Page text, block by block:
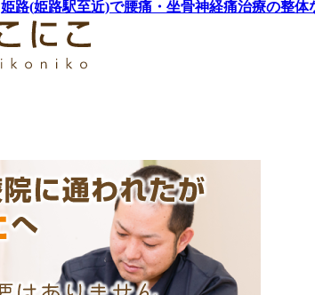
姫路(姫路駅至近)で腰痛・坐骨神経痛治療の整体